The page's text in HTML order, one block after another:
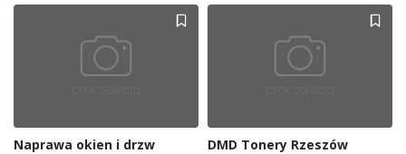
Naprawa okien i drzw DMD Tonery Rzeszów